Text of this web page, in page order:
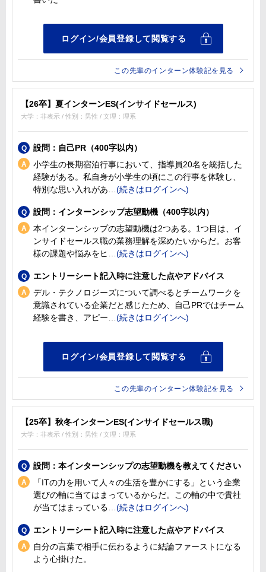
この先輩のインターン体験記を見る
【26卒】夏インターンES(インサイドセールス)
大学：非表示 / 性別：男性 / 文理：理系
設問：自己PR（400字以内）
小学生の長期宿泊行事において、指導員20名を統括した
経験がある。私自身が小学生の頃にこの行事を体験し、
特別な思い入れがあ
設問：インターンシップ志望動機（400字以内）
本インターンシップの志望動機は2つある。1つ目は、イ
ンサイドセールス職の業務理解を深めたいからだ。お客
様の課題や悩みをヒ
エントリーシート記入時に注意した点やアドバイス
デル・テクノロジーズについて調べるとチームワークを
意識されている企業だと感じたため、自己PRではチーム
経験を書き、アピー
この先輩のインターン体験記を見る
【25卒】秋冬インターンES(インサイドセールス職)
大学：非表示 / 性別：男性 / 文理：理系
設問：本インターンシップの志望動機を教えてください
「ITの力を用いて人々の生活を豊かにする」という企業
選びの軸に当てはまっているからだ。この軸の中で貴社
が当てはまっている
エントリーシート記入時に注意した点やアドバイス
自分の言葉で相手に伝わるように結論ファーストになる
よう心掛けた。